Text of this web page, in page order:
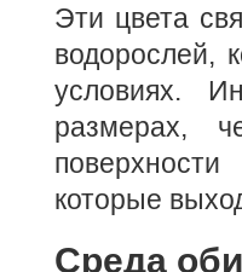
Эти цвета
водорослей,
условиях.
размерах,
которые
Среда